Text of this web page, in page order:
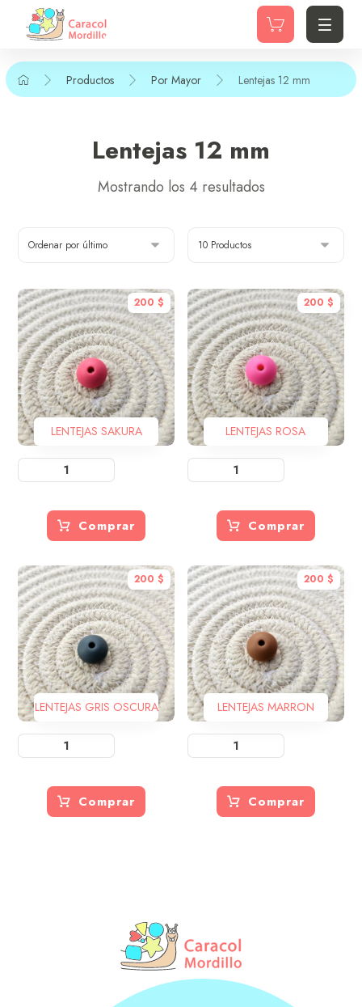
Productos Por Mayor Lentejas 12 mm
Lentejas 12 mm
Mostrando los 4 resultados
LENTEJAS SAKURA
200 $
Comprar
LENTEJAS ROSA
200 $
Comprar
LENTEJAS GRIS OSCURA
200 $
Comprar
LENTEJAS MARRON
200 $
Comprar